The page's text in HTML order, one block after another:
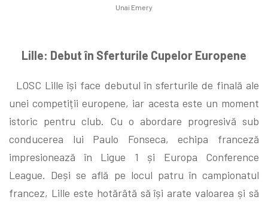
Unai Emery
Lille: Debut în Sferturile Cupelor Europene
LOSC Lille își face debutul în sferturile de finală ale
unei competiții europene, iar acesta este un moment
istoric pentru club. Cu o abordare progresivă sub
conducerea lui Paulo Fonseca, echipa franceză
impresionează în Ligue 1 și Europa Conference
League. Deși se află pe locul patru în campionatul
francez, Lille este hotărâtă să își arate valoarea și să